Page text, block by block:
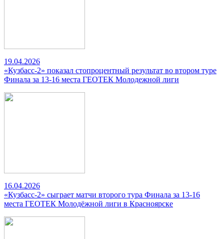
19.04.2026
«Кузбасс-2» показал стопроцентный результат во втором туре
Финала за 13-16 места ГЕОТЕК Молодежной лиги
16.04.2026
«Кузбасс-2» сыграет матчи второго тура Финала за 13-16
места ГЕОТЕК Молодёжной лиги в Красноярске